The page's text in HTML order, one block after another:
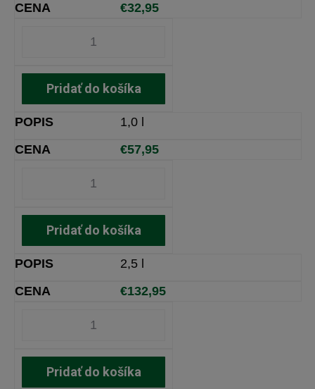
€32,95
Pridať do košíka
1,0 l
€57,95
Pridať do košíka
2,5 l
€132,95
Pridať do košíka